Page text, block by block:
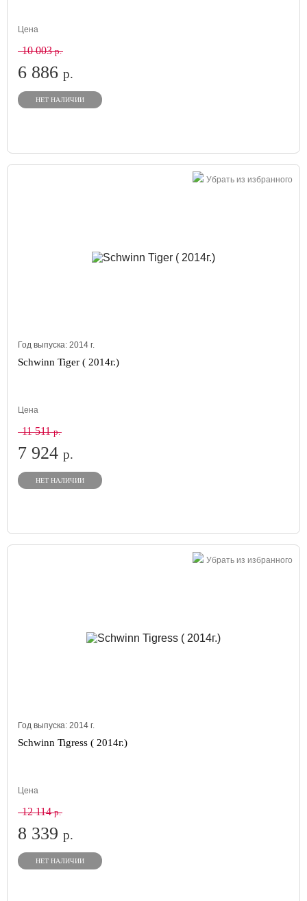
Цена
10 003р.
6 886 р.
НЕТ НАЛИЧИИ
Убрать из избранного
Год выпуска: 2014 г.
Schwinn Tiger ( 2014г.)
Цена
11 511р.
7 924 р.
НЕТ НАЛИЧИИ
Убрать из избранного
Год выпуска: 2014 г.
Schwinn Tigress ( 2014г.)
Цена
12 114р.
8 339 р.
НЕТ НАЛИЧИИ